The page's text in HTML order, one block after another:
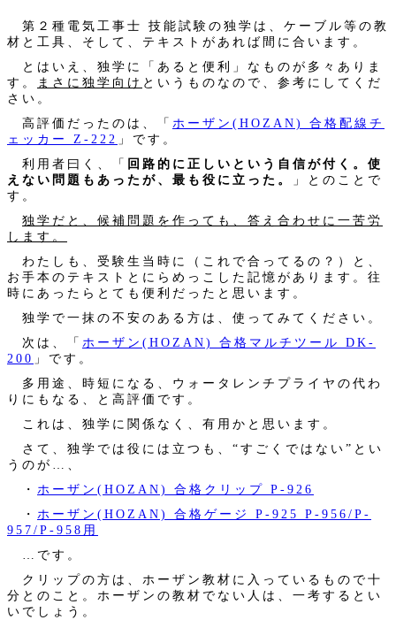
第２種電気工事士 技能試験の独学は、ケーブル等の教
材と工具、そして、テキストがあれば間に合います。
とはいえ、独学に「あると便利」なものが多々ありま
す。
まさに独学向け というものなので、参考にしてくだ
さい。
高評価だったのは、「 ホーザン(HOZAN) 合格配線チ
ェッカー Z-222 」です。
利用者曰く、「 回路的に正しいという自信が付く。使
えない問題もあったが、最も役に立った。
」とのことで
す。
独学だと、候補問題を作っても、答え合わせに一苦労
します。
わたしも、受験生当時に（これで合ってるの？）と、
お手本のテキストとにらめっこした記憶があります。往
時にあったらとても便利だったと思います。
独学で一抹の不安のある方は、使ってみてください。
次は、「 ホーザン(HOZAN) 合格マルチツール DK-
200 」です。
多用途、時短になる、ウォータレンチプライヤの代わ
りにもなる、と高評価です。
これは、独学に関係なく、有用かと思います。
さて、独学では役には立つも、“すごくではない”とい
うのが…、
・ ホーザン(HOZAN) 合格クリップ P-926
・ ホーザン(HOZAN) 合格ゲージ P-925 P-956/P-
957/P-958用
…です。
クリップの方は、ホーザン教材に入っているもので十
分とのこと。ホーザンの教材でない人は、一考するとい
いでしょう。